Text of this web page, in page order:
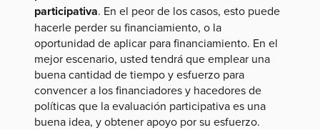
participativa. En el peor de los casos, esto puede
hacerle perder su financiamiento, o la
oportunidad de aplicar para financiamiento. En el
mejor escenario, usted tendrá que emplear una
buena cantidad de tiempo y esfuerzo para
convencer a los financiadores y hacedores de
políticas que la evaluación participativa es una
buena idea, y obtener apoyo por su esfuerzo.